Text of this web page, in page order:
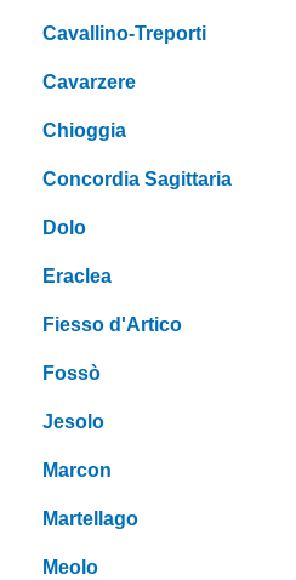
Cavallino-Treporti
Cavarzere
Chioggia
Concordia Sagittaria
Dolo
Eraclea
Fiesso d'Artico
Fossò
Jesolo
Marcon
Martellago
Meolo